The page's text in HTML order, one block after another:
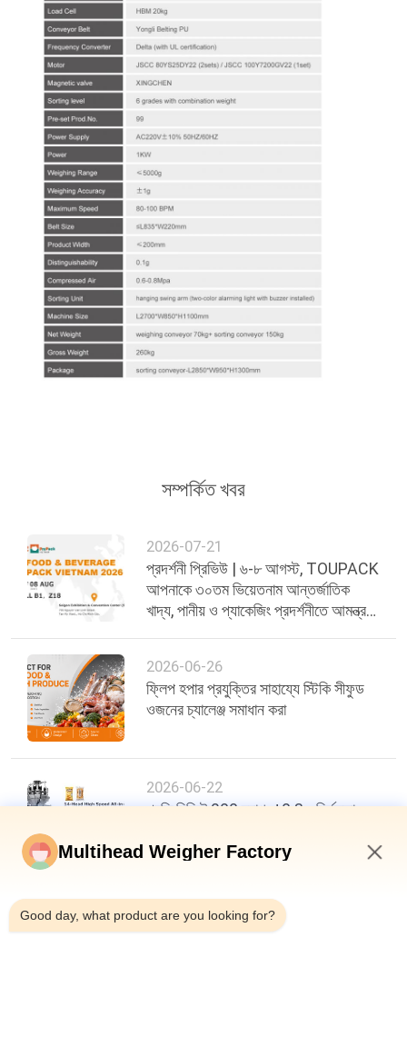
সম্পর্কিত খবর
2026-07-21
প্রদর্শনী প্রিভিউ | ৬-৮ আগস্ট, TOUPACK
আপনাকে ৩০তম ভিয়েতনাম আন্তর্জাতিক
খাদ্য, পানীয় ও প্যাকেজিং প্রদর্শনীতে আমন্ত্রণ
2026-06-26
ফ্লিপ হপার প্রযুক্তির সাহায্যে স্টিকি সীফুড
ওজনের চ্যালেঞ্জ সমাধান করা
2026-06-22
প্রতি মিনিটে 200 ব্যাগ, ±0.3g নির্ভুলতা:
Multihead Weigher Factory
Good day, what product are you looking for?